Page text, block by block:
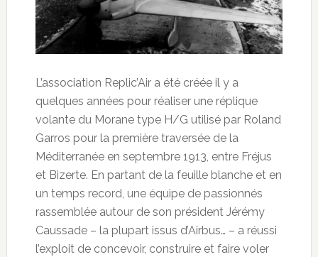
L’association Replic’Air a été créée il y a
quelques années pour réaliser une réplique
volante du Morane type H/G utilisé par Roland
Garros pour la première traversée de la
Méditerranée en septembre 1913, entre Fréjus
et Bizerte. En partant de la feuille blanche et en
un temps record, une équipe de passionnés
rassemblée autour de son président Jérémy
Caussade – la plupart issus d’Airbus… – a réussi
l’exploit de concevoir, construire et faire voler